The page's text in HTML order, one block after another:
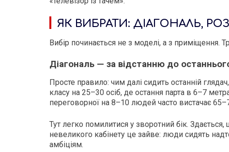
ЯК ВИБРАТИ: ДІАГОНАЛЬ,
Вибір починається не з моделі, а з приміщення.
Діагональ — за відстанню до
Просте правило: чим далі сидить останній
класу на 25–30 осіб, де остання парта в 6–7
переговорної на 8–10 людей часто вистачає
Тут легко помилитися у зворотний бік.
невеликого кабінету це зайве: люди сидять
амбіціям.